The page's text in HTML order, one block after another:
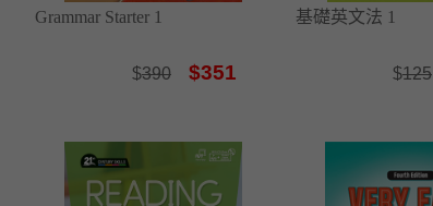
Grammar Starter 1
$390 $351
基礎英文法 1
$125